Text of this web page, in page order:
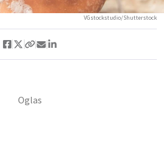
VGstockstudio/Shutterstock